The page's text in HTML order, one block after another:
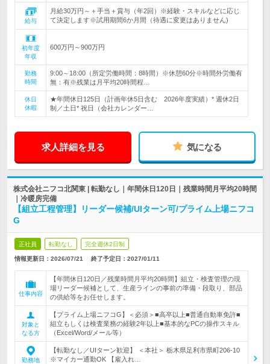
給与
月給30万円～＋手当＋賞与（年2回）※経験・スキルなどに応じ
て決定します※試用期間6か月間（待遇に変更はありません)
初年度
年収
600万円～900万円
勤務
時間
9:00～18:00（所定労働時間：8時間）※休憩60分※時間外労働有
無：有※残業は月平均20時間程…
休日
休暇
★年間休日125日（計画年休5日含む 2026年度実績）* 週休2日
制／土日* 祝日（会社カレンダー…
求人詳細を見る 気になる
株式会社ニフコ北関東 | 転勤なし｜年間休日120日｜残業時間月平均20時間
｜冷暖房完備
【組立工程管理】リーダー候補/UIターン可/プライム上場ニフコ
G
正社員 転勤なし 完全週休2日制
情報更新日：2026/07/21 終了予定日： 2027/01/11
仕事内容
【年間休日120日／残業時間月平均20時間】組立・検査管理の現
場リーダー候補として、生産ラインの事前の準備・段取り、部品
の供給等をお任せします。
対象と
なる方
【プライム上場ニフコG】＜必須＞■高卒以上■普通自動車免許■
組立もしくは検査業務の経験2年以上■基本的なPCの操作スキル
（Excel/Word/メール等）
勤務地
【転勤なし／UIターン歓迎】 ＜本社＞ 栃木県足利市県町206-10
※マイカー通勤OK 【雇入れ…